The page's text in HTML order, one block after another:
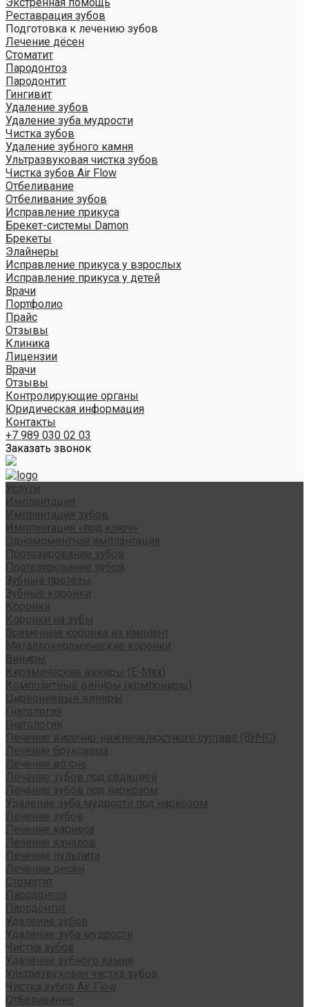
Реставрация зубов
Подготовка к лечению зубов
Лечение дёсен
Стоматит
Пародонтоз
Пародонтит
Гингивит
Удаление зубов
Удаление зуба мудрости
Чистка зубов
Удаление зубного камня
Ультразвуковая чистка зубов
Чистка зубов Air Flow
Отбеливание
Отбеливание зубов
Исправление прикуса
Брекет-системы Damon
Брекеты
Элайнеры
Исправление прикуса у взрослых
Исправление прикуса у детей
Врачи
Портфолио
Прайс
Отзывы
Клиника
Лицензии
Врачи
Отзывы
Контролирующие органы
Юридическая информация
Контакты
+7 989 030 02 03
Заказать звонок
Услуги
Имплантация
Имплантация зубов
Имплантация «под ключ»
Одномоментная имплантация
Протезирование зубов
Протезирование зубов
Зубные протезы
Зубные коронки
Коронки
Коронки на зубы
Временная коронка на имплант
Металлокерамические коронки
Виниры
Керамические виниры (E-Max)
Композитные виниры (компониры)
Циркониевые виниры
Гнатология
Гнатология
Лечение височно-нижнечелюстного сустава (ВНЧС)
Лечение бруксизма
Лечение во сне
Лечение зубов под седацией
Лечение зубов под наркозом
Удаление зуба мудрости под наркозом
Лечение зубов
Лечение кариеса
Лечение каналов
Лечение пульпита
Лечение дёсен
Стоматит
Пародонтоз
Пародонтит
Удаление зубов
Удаление зуба мудрости
Чистка зубов
Удаление зубного камня
Ультразвуковая чистка зубов
Чистка зубов Air Flow
Отбеливание